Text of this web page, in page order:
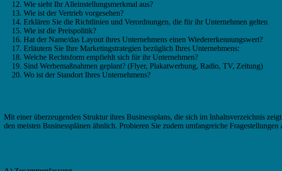
Wie sieht Ihr Alleinstellungsmerkmal aus?
Wie ist der Vertrieb vorgesehen?
Erklären Sie die Richtlinien und Verordnungen, die für ihr Unternehmen gelten
Wie ist die Preispolitik?
Hat der Name/das Layout ihres Unternehmens einen Wiedererkennungswert?
Erläutern Sie Ihre Marketingstrategien bezüglich Ihres Unternehmens:
Welche Rechtsform empfiehlt sich für ihr Unternehmen?
Sind Werbemaßnahmen geplant? (Flyer, Plakatwerbung, Radio, TV, Zeitung)
Wo ist der Standort Ihres Unternehmens?
Mit einer überzeugenden Struktur ihres Businessplans, die sich im Inhaltsverzeichnis
den meisten Businessplänen ähnlich. Probieren Sie zudem umfangreiche